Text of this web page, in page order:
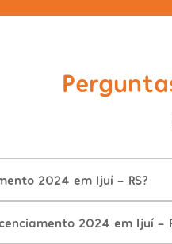
2024 em Ijuí - RS?
2024 em Ijuí -